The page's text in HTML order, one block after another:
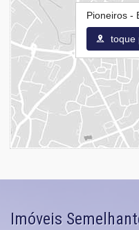
Pioneiros -
toque
Imóveis